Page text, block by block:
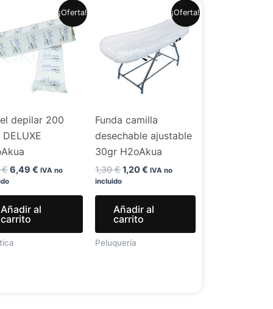
¡Oferta!
depilar 200
DELUXE
€
original
era:
7,99 €.
6,49€
precio
actual
es:
6,49 €.
IVA no
Añadir al
carrito
¡Oferta!
Funda camilla
desechable ajustable
30gr H2oAkua
1,30€
original
1,30 €.
1,20€
precio
actual
1,20 €.
IVA no
incluido
Añadir al
carrito
Peluquería